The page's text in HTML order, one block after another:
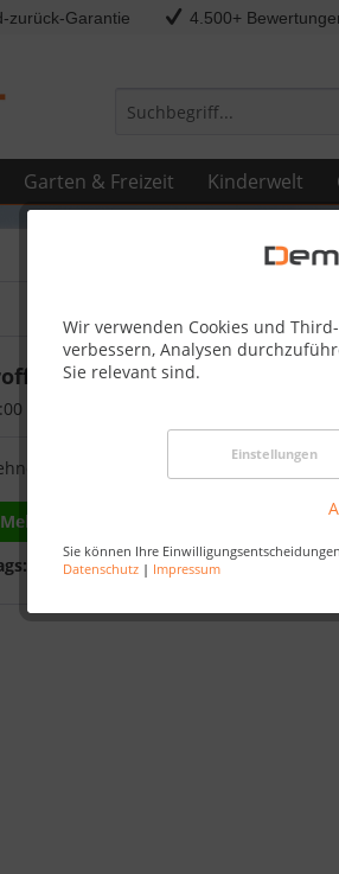
zurück-Garantie 4.500+
Garten & Freizeit Kinderwelt
Wir verwenden Cookies und
verbessern, Analysen
Sie relevant sind.
Einstellungen
Sie können Ihre
Datenschutz | Impressum
– Entdecken Sie die
Sie sich nach entspannten Stunden
Mehr lesen
Strandkörbe, Strandkorbliebe